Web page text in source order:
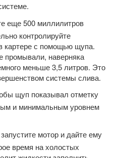
еще 500 миллилитров
контролируйте
картере с помощью щупа.
промывали, наверняка
меньше 3,5 литров. Это
системы слива.
щуп показывал отметку
и минимальным уровнем
мотор и дайте ему
время на холостых